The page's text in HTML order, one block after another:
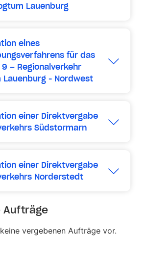
Lauenburg
eines
für das
9 – Regionalverkehr
Lauenburg - Nordwest
einer Direktvergabe
Südstormarn Erweitern
einer Direktvergabe
Norderstedt Erweitern
Aufträge
vergebenen Aufträge vor.